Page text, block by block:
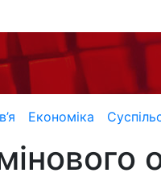
Економіка